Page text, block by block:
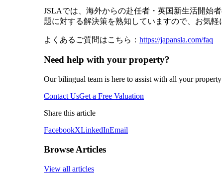
JSLAでは、海外からの赴任者・英国新生活開始
題に対する解決策を熟知していますので、お気軽
よくあるご質問はこちら： https://japansla.com/faq
Need help with your property?
Our bilingual team is here to assist with all your
Contact UsGet a Free Valuation
Share this article
FacebookXLinkedInEmail
Browse Articles
View all articles